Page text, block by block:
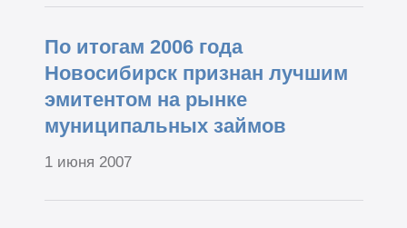
По итогам 2006 года
Новосибирск признан лучшим
эмитентом на рынке
муниципальных займов
1 июня 2007